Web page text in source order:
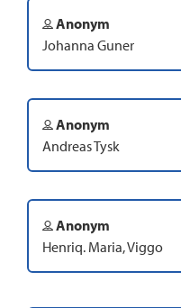
Anonym
Johanna Guner
Anonym
Andreas Tysk
Anonym
Henriq. Maria, Viggo